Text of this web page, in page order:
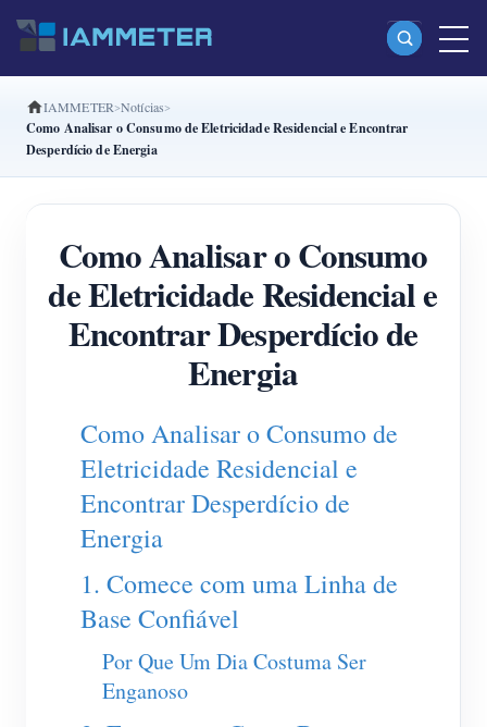
Produtos
Monofásico Medidor de energia Wi-Fi (WEM3080)
Fase dividida Medidor de energia Wi-Fi (WEM2067)
Trifásico Medidor de energia Wi-Fi (WEM3080T)
Trifásico Medidor de energia Wi-Fi (WEM3046T)
Trifásico Medidor de energia Wi-Fi (WEM3050T)
Controlador de potência WiFi
Carregador EV
IAMMETER Simulator
Medidor virtual
Sistema de previsão e simulação de energia
Aplicações
Monitor de energia do sistema solar fotovoltaico
IAMMETER Notícias
Como Analisar o Consumo de Eletricidade Residencial e Encontrar
Desperdício de Energia
Como Analisar o Consumo
de Eletricidade Residencial e
Encontrar Desperdício de
Energia
Como Analisar o Consumo de
Eletricidade Residencial e
Encontrar Desperdício de
Energia
1. Comece com uma Linha de
Base Confiável
Por Que Um Dia Costuma Ser
Enganoso